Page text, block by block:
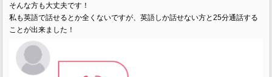
そんな方も大丈夫です！
私も英語で話せるとか全くないですが、英語しか話せない方と25分通話する
ことが出来ました！